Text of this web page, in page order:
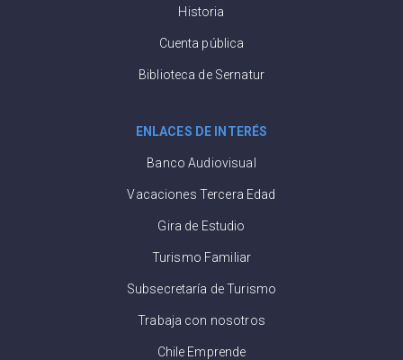
Historia
Cuenta pública
Biblioteca de Sernatur
ENLACES DE INTERÉS
Banco Audiovisual
Vacaciones Tercera Edad
Gira de Estudio
Turismo Familiar
Subsecretaría de Turismo
Trabaja con nosotros
Chile Emprende